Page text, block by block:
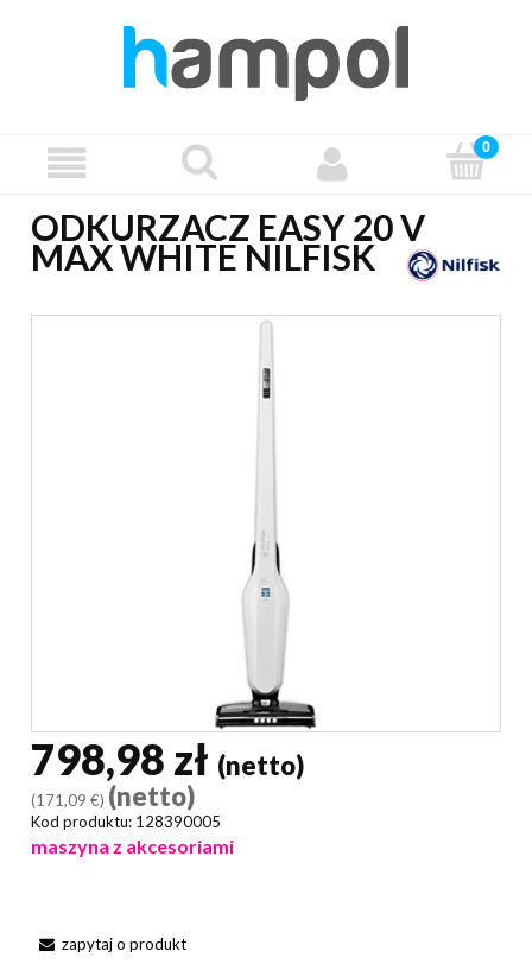
ODKURZACZ EASY 20 V
MAX WHITE NILFISK
798,98 zł (netto)
(171,09 €) (netto)
Kod produktu: 128390005
maszyna z akcesoriami
zapytaj o produkt